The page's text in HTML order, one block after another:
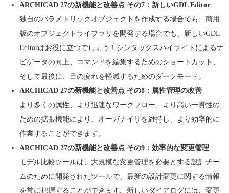
ARCHICAD 27の新機能と改善点 その7：新しいGDL Editor
独自のパラメトリックオブジェクトを作成する場合でも、商用
版のオブジェクトライブラリを開発する場合でも、新しいGDL
Editorはお役に立つでしょう！シンタックスハイライトによるナ
ビゲータの向上、コマンドを編集するためのショートカット、
そして最後に、目の疲れを軽減するためのダークモード。
ARCHICAD 27の新機能と改善点 その8：属性管理の改善
より多くの属性、より迅速なワークフロー、より高い一貫性の
ための拡張機能により、オーガナイザを維持し、より効率的に
作業することができます。
ARCHICAD 27の新機能と改善点 その9：効率的な変更管理
モデル比較ツールは、大規模な変更管理を必要とする設計チー
ムのために開発されたツールで、最新の設計変更に関する情報
を常に把握することができます。新しいダイアログには、変更